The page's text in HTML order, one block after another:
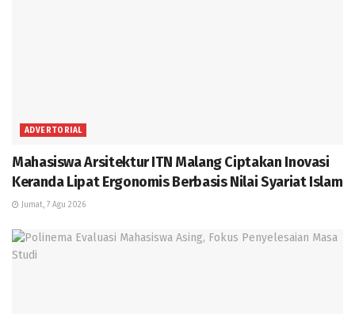
ADVERTORIAL
Mahasiswa Arsitektur ITN Malang Ciptakan Inovasi
Keranda Lipat Ergonomis Berbasis Nilai Syariat Islam
Jumat, 7 Agu 2026